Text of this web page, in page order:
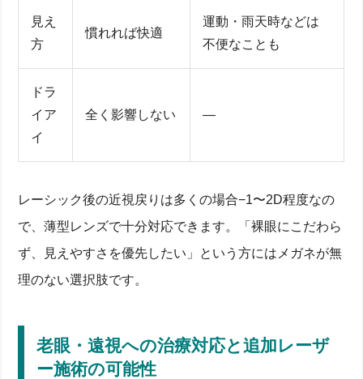
見え
方
慣れれば快適
運動・雨天時などは
不便なことも
ドラ
イア
イ
全く影響しない —
レーシック後の近視戻りは多くの場合−1〜2D程度なの
で、薄型レンズで十分対応できます。「裸眼にこだわら
ず、見えやすさを優先したい」という方にはメガネが無
理のない選択肢です。
老眼・遠視への治療対応と追加レーザ
ー施術の可能性
レーシック後10年後に視力低下は本当に起こる？屈折
レーシック後10年で視力低下が「徐々に」進むメカ
ニズムと屈折変化
15年後・20年後の近視「戻り」平均度数データを読
め
視力低下したらどうする？裸眼維持のための視力回復
方法ガイド